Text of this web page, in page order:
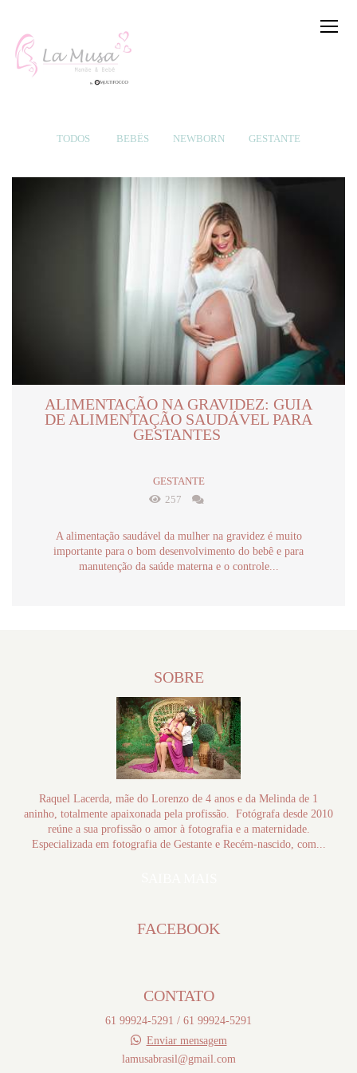
TODOS BEBÊS NEWBORN GESTANTE
ALIMENTAÇÃO NA GRAVIDEZ: GUIA
DE ALIMENTAÇÃO SAUDÁVEL PARA
GESTANTES
GESTANTE
257
A alimentação saudável da mulher na gravidez é muito
importante para o bom desenvolvimento do bebê e para
manutenção da saúde materna e o controle...
SOBRE
Raquel Lacerda, mãe do Lorenzo de 4 anos e da Melinda de 1
aninho, totalmente apaixonada pela profissão. Fotógrafa desde 2010
reúne a sua profissão o amor à fotografia e a maternidade.
Especializada em fotografia de Gestante e Recém-nascido, com...
FACEBOOK
CONTATO
61 99924-5291 / 61 99924-5291
Enviar mensagem
lamusabrasil@gmail.com